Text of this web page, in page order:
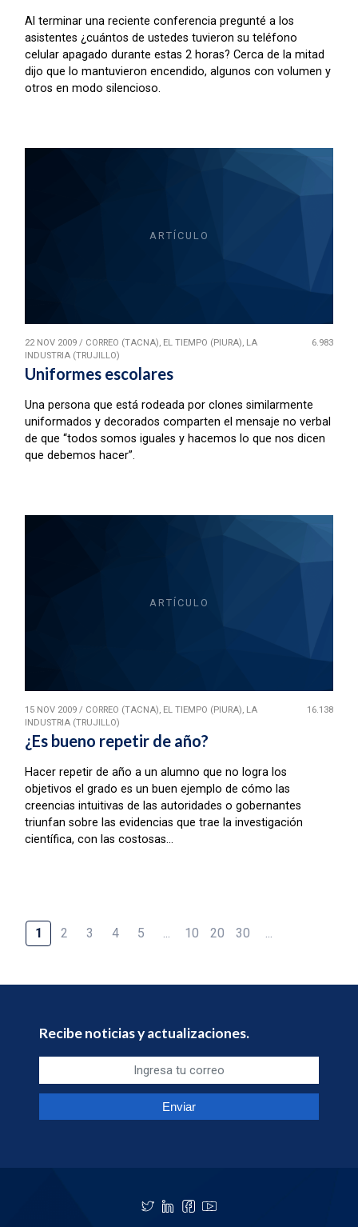
Al terminar una reciente conferencia pregunté a los
asistentes ¿cuántos de ustedes tuvieron su teléfono
celular apagado durante estas 2 horas? Cerca de la mitad
dijo que lo mantuvieron encendido, algunos con volumen y
otros en modo silencioso.
ARTÍCULO
22 NOV 2009/ CORREO (TACNA), EL TIEMPO (PIURA), LA
INDUSTRIA (TRUJILLO)
6.983
Uniformes escolares
Una persona que está rodeada por clones similarmente
uniformados y decorados comparten el mensaje no verbal
de que “todos somos iguales y hacemos lo que nos dicen
que debemos hacer”.
ARTÍCULO
15 NOV 2009/ CORREO (TACNA), EL TIEMPO (PIURA), LA
INDUSTRIA (TRUJILLO)
16.138
¿Es bueno repetir de año?
Hacer repetir de año a un alumno que no logra los
objetivos el grado es un buen ejemplo de cómo las
creencias intuitivas de las autoridades o gobernantes
triunfan sobre las evidencias que trae la investigación
científica, con las costosas...
1 2 3 4 5 ... 10 20 30 ...
Recibe noticias y actualizaciones.